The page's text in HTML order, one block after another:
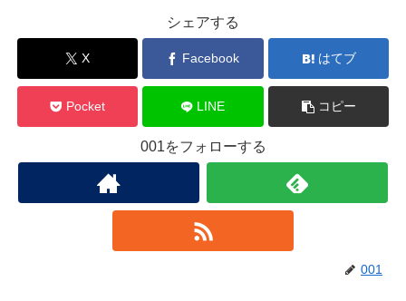
シェアする
X Facebook はてブ
Pocket LINE コピー
001をフォローする
001